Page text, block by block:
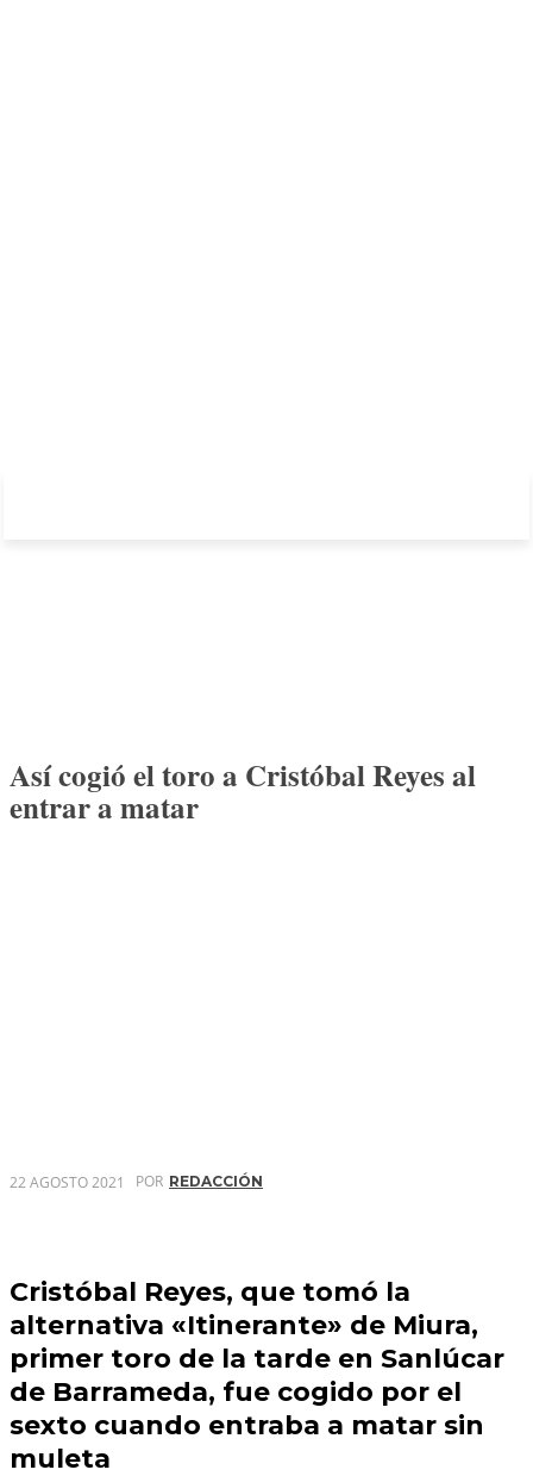
Así cogió el toro a Cristóbal Reyes al
entrar a matar
22 AGOSTO 2021 POR REDACCIÓN
Cristóbal Reyes, que tomó la
alternativa «Itinerante» de Miura,
primer toro de la tarde en Sanlúcar
de Barrameda, fue cogido por el
sexto cuando entraba a matar sin
muleta